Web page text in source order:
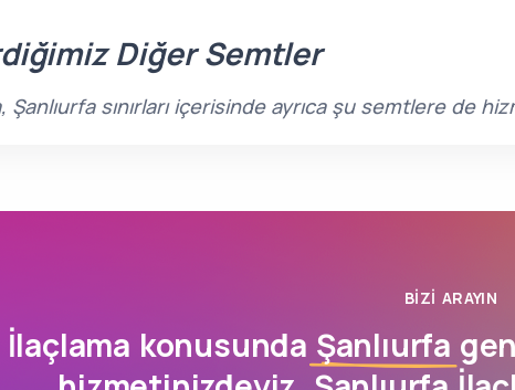
Diğer Semtler
Şanlıurfa sınırları içerisinde ayrıca şu semtlere de
BIZI ARAYIN
İlaçlama konusunda Şanlıurfa